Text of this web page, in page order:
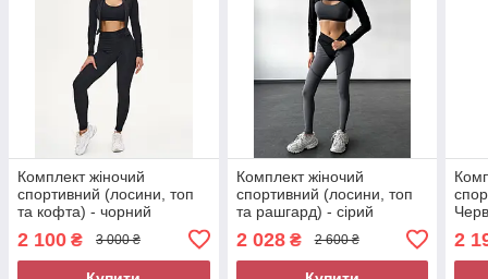
Комплект жіночий
спортивний (лосини, топ
та кофта) - чорний
2 100 ₴ 3 000 ₴
Комплект жіночий
спортивний (лосини, топ
та рашгард) - сірий
2 028₴ 2 600 ₴ 2